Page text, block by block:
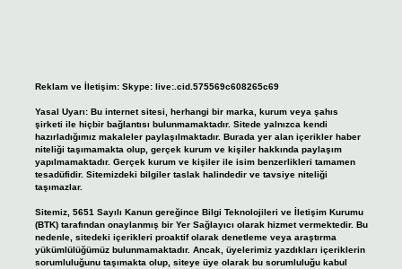
Reklam ve İletişim: Skype: live:.cid.575569c608265c69
Yasal Uyarı: Bu internet sitesi, herhangi bir marka, kurum veya şahıs
şirketi ile hiçbir bağlantısı bulunmamaktadır. Sitede yalnızca kendi
hazırladığımız makaleler paylaşılmaktadır. Burada yer alan içerikler haber
niteliği taşımamakta olup, gerçek kurum ve kişiler hakkında paylaşım
yapılmamaktadır. Gerçek kurum ve kişiler ile isim benzerlikleri tamamen
tesadüfidir. Sitemizdeki bilgiler taslak halindedir ve tavsiye niteliği
taşımazlar.
Sitemiz, 5651 Sayılı Kanun gereğince Bilgi Teknolojileri ve İletişim Kurumu
(BTK) tarafından onaylanmış bir Yer Sağlayıcı olarak hizmet vermektedir. Bu
nedenle, sitedeki içerikleri proaktif olarak denetleme veya araştırma
yükümlülüğümüz bulunmamaktadır. Ancak, üyelerimiz yazdıkları içeriklerin
sorumluluğunu taşımakta olup, siteye üye olarak bu sorumluluğu kabul